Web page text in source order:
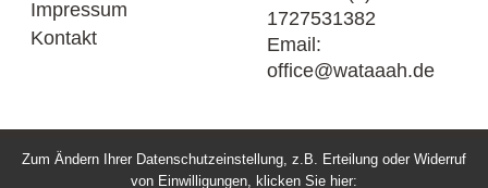
Impressum
Kontakt
1727531382
Email:
office@wataaah.de
Webdesign → flomurnig.com
Zum Ändern Ihrer Datenschutzeinstellung, z.B. Erteilung oder Widerruf
von Einwilligungen, klicken Sie hier: